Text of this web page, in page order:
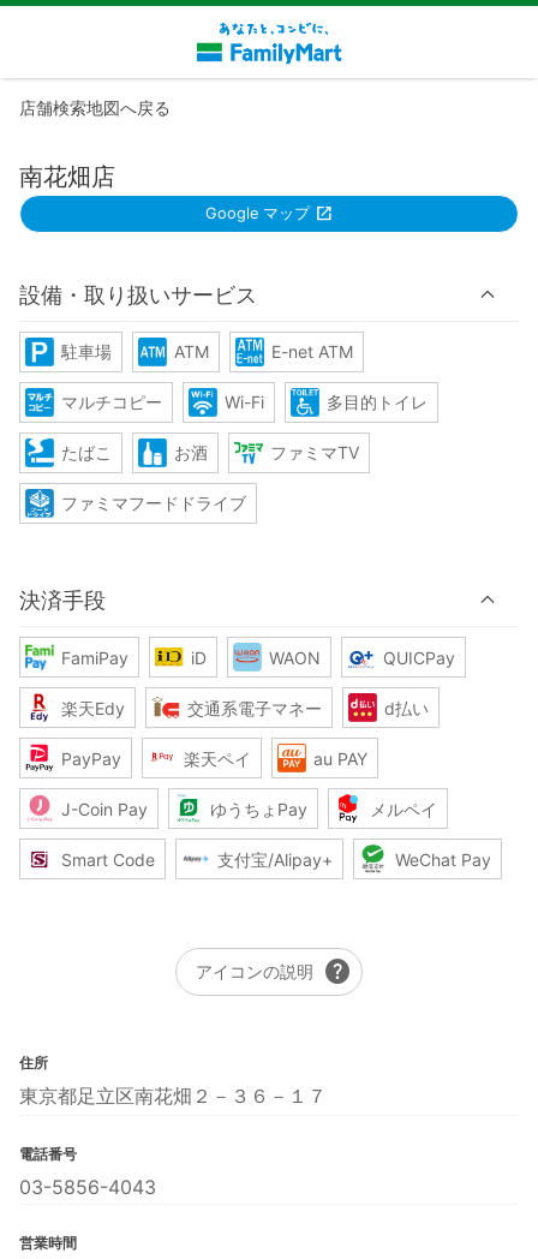
店舗検索地図へ戻る
南花畑店
Google マップ
設備・取り扱いサービス
駐車場 ATM E-net ATM
マルチコピー Wi-Fi 多目的トイレ
たばこ お酒 ファミマTV
ファミマフードドライブ
決済手段
FamiPay iD WAON QUICPay
楽天Edy 交通系電子マネー d払い
PayPay 楽天ペイ au PAY
J-Coin Pay ゆうちょPay メルペイ
Smart Code 支付宝/Alipay+ WeChat Pay
アイコンの説明 help
住所
東京都足立区南花畑２－３６－１７
電話番号
03-5856-4043
営業時間